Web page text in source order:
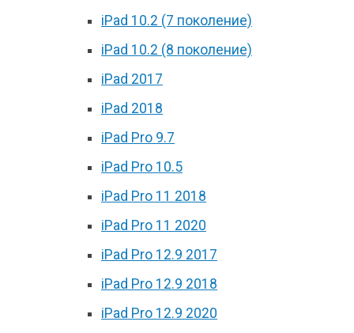
iPad 10.2 (7 поколение)
iPad 10.2 (8 поколение)
iPad 2017
iPad 2018
iPad Pro 9.7
iPad Pro 10.5
iPad Pro 11 2018
iPad Pro 11 2020
iPad Pro 12.9 2017
iPad Pro 12.9 2018
iPad Pro 12.9 2020